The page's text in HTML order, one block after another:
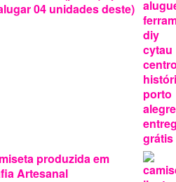
04 unidades deste)
produzida em
Artesanal